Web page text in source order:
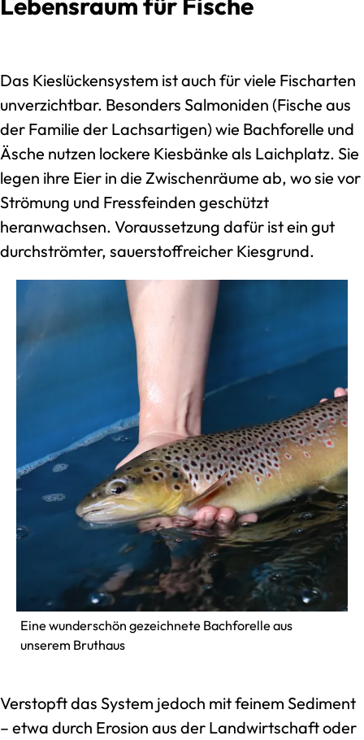
Das Kieslückensystem ist auch für viele Fischarten
unverzichtbar. Besonders Salmoniden (Fische aus
der Familie der Lachsartigen) wie Bachforelle und
Äsche nutzen lockere Kiesbänke als Laichplatz. Sie
legen ihre Eier in die Zwischenräume ab, wo sie vor
Strömung und Fressfeinden geschützt
heranwachsen. Voraussetzung dafür ist ein gut
durchströmter, sauerstoffreicher Kiesgrund.
Eine wunderschön gezeichnete Bachforelle aus
unserem Bruthaus
Verstopft das System jedoch mit feinem Sediment
– etwa durch Erosion aus der Landwirtschaft oder